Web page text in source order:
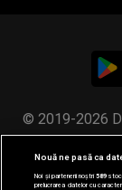
© 2019-2026
Nouă ne pasă ca
Noi și partenerii noștri589
prelucrarea datelor cu